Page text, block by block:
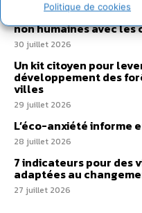
Politique de cookies
Développer notre
non humaines avec les
30 juillet 2026
Un kit citoyen pour
développement des
villes
29 juillet 2026
L’éco-anxiété informe
28 juillet 2026
7 indicateurs pour des
adaptées au
27 juillet 2026